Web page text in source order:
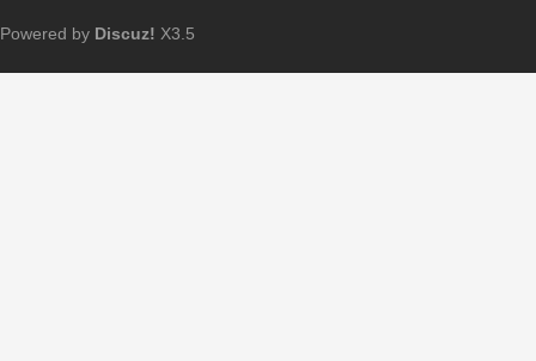
Powered by Discuz! X3.5